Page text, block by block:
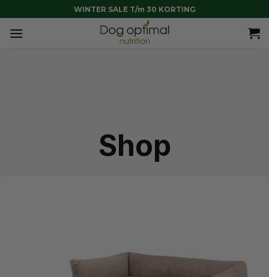
WINTER SALE T/m 30 KORTING
Shop